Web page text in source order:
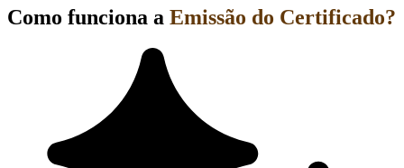
Como funciona a Emissão do Certificado?